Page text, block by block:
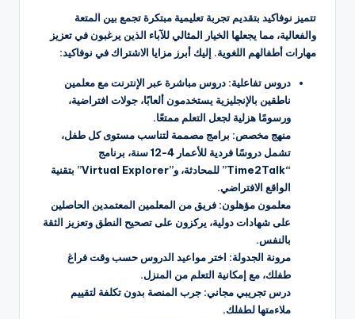
تتميز نوفاكيد بتقديم تجربة تعليمية مبتكرة تجمع بين المتعة
والفعالية، مما يجعلها الخيار المثالي للآباء الذين يرغبون في تعزيز
مهارات أطفالهم اللغوية. إليك أبرز مزايا الاشتراك في نوفاكيد:
دروس تفاعلية: دروس مباشرة عبر الإنترنت مع معلمين
ناطقين بالإنجليزية يستخدمون ألعابًا، جولات افتراضية،
ورسومًا هزلية لجعل التعلم ممتعًا.
منهج مخصص: برامج مصممة لتناسب مستوى كل طفل،
تشمل دروسًا فردية للأعمار 4-12 سنة، برنامج
“Time2Talk” للمحادثة، و”Virtual Explorer” بتقنية
الواقع الافتراضي.
معلمون مؤهلون: فريق من المعلمين المعتمدين الحاصلين
على شهادات دولية، يركزون على تصحيح النطق وتعزيز الثقة
بالنفس.
مرونة الجدولة: اختر مواعيد الدروس حسب وقت فراغ
طفلك، مع إمكانية التعلم من المنزل.
درس تجريبي مجاني: جرب المنصة بدون تكلفة لتقييم
ملاءمتها لطفلك.